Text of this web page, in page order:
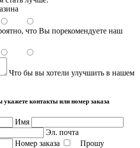
что Вы порекомендуете наш
Что бы вы хотели улучшить в нашем
контакты или номер заказа
Имя
Эл. почта
Номер заказа
Прошу